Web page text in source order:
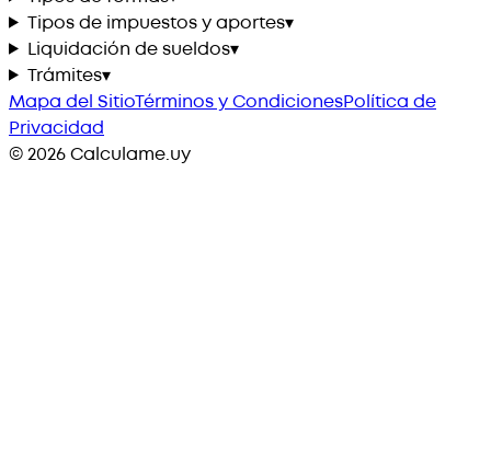
Tipos de impuestos y aportes▾
Liquidación de sueldos▾
Trámites▾
Mapa del SitioTérminos y CondicionesPolítica de
Privacidad
©2026Calculame.uy